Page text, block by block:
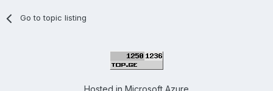
Go to topic listing